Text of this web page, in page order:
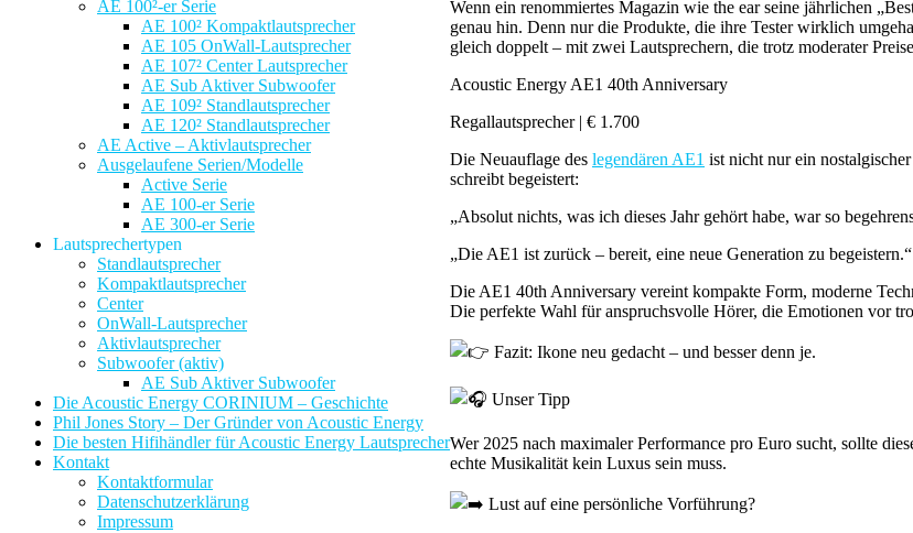
AE 100²-er Serie
AE 100² Kompaktlautsprecher
AE 105 OnWall-Lautsprecher
AE 107² Center Lautsprecher
AE Sub Aktiver Subwoofer
AE 109² Standlautsprecher
AE 120² Standlautsprecher
AE Active – Aktivlautsprecher
Ausgelaufene Serien/Modelle
Active Serie
AE 100-er Serie
AE 300-er Serie
Lautsprechertypen
Standlautsprecher
Kompaktlautsprecher
Center
OnWall-Lautsprecher
Aktivlautsprecher
Subwoofer (aktiv)
AE Sub Aktiver Subwoofer
Die Acoustic Energy CORINIUM – Geschichte
Phil Jones Story – Der Gründer von Acoustic Energy
Die besten Hifihändler für Acoustic Energy Lautsprecher
Kontakt
Kontaktformular
Datenschutzerklärung
Impressum
Wenn ein renommiertes Magazin wie the ear seine jährlichen
genau hin. Denn nur die Produkte, die ihre Tester wirklich
gleich doppelt – mit zwei Lautsprechern, die trotz moderater
Acoustic Energy AE1 40th Anniversary
Regallautsprecher | € 1.700
Die Neuauflage des legendären AE1 ist nicht nur ein
schreibt begeistert:
„Absolut nichts, was ich dieses Jahr gehört habe, war so
„Die AE1 ist zurück – bereit, eine neue Generation zu begeistern.“
Die AE1 40th Anniversary vereint kompakte Form, moderne
Die perfekte Wahl für anspruchsvolle Hörer, die Emotionen vor
Fazit: Ikone neu gedacht – und besser denn je.
Unser Tipp
Wer 2025 nach maximaler Performance pro Euro sucht, sollte
echte Musikalität kein Luxus sein muss.
Lust auf eine persönliche Vorführung?